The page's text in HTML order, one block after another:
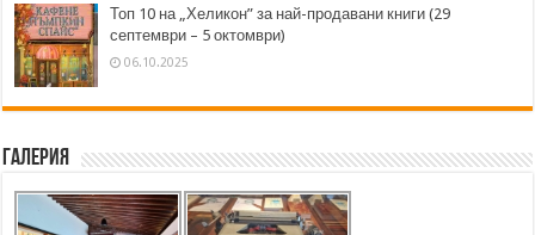
Топ 10 на „Хеликон” за най-продавани книги (29
септември – 5 октомври)
06.10.2025
Галерия